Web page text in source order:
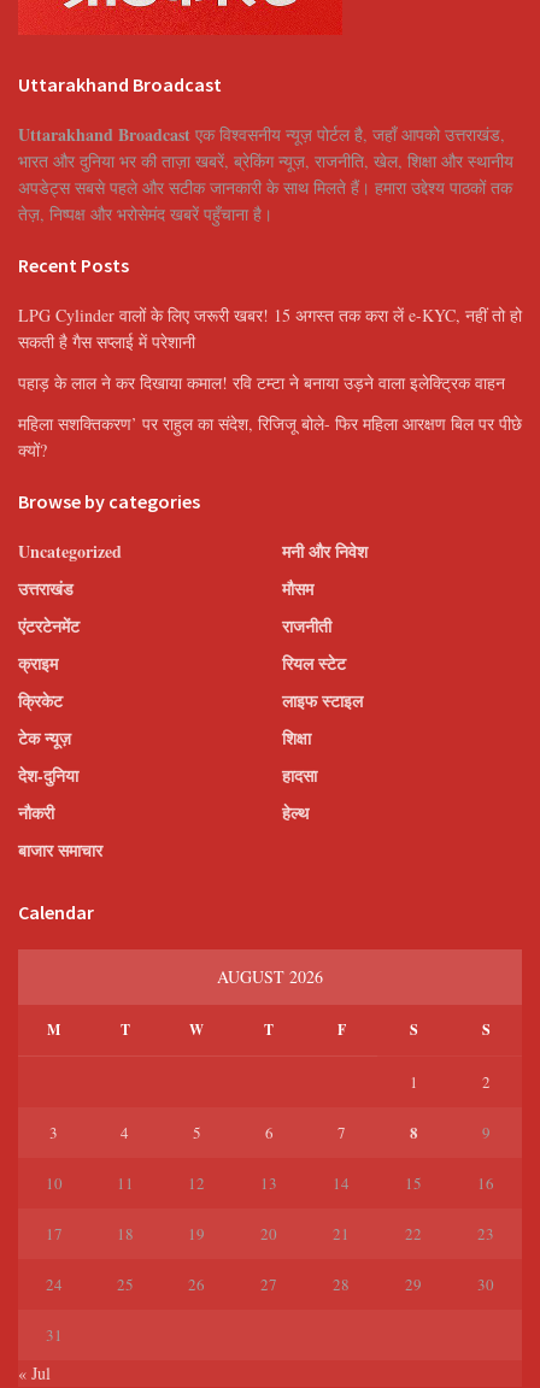
Uttarakhand Broadcast
Uttarakhand Broadcast एक विश्वसनीय न्यूज़ पोर्टल है, जहाँ आपको उत्तराखंड,
भारत और दुनिया भर की ताज़ा खबरें, ब्रेकिंग न्यूज़, राजनीति, खेल, शिक्षा और स्थानीय
अपडेट्स सबसे पहले और सटीक जानकारी के साथ मिलते हैं। हमारा उद्देश्य पाठकों तक
तेज़, निष्पक्ष और भरोसेमंद खबरें पहुँचाना है।
Recent Posts
LPG Cylinder वालों के लिए जरूरी खबर! 15 अगस्त तक करा लें e-KYC, नहीं तो हो
सकती है गैस सप्लाई में परेशानी
पहाड़ के लाल ने कर दिखाया कमाल! रवि टम्टा ने बनाया उड़ने वाला इलेक्ट्रिक वाहन
महिला सशक्तिकरण’ पर राहुल का संदेश, रिजिजू बोले- फिर महिला आरक्षण बिल पर पीछे
क्यों?
Browse by categories
Uncategorized
उत्तराखंड
एंटरटेनमेंट
क्राइम
क्रिकेट
टेक न्यूज़
देश-दुनिया
नौकरी
बाजार समाचार
मनी और निवेश
मौसम
राजनीती
रियल स्टेट
लाइफ स्टाइल
शिक्षा
हादसा
हेल्थ
Calendar
AUGUST 2026
M T W T F S S
1 2
3 4 5 6 7 8 9
10 11 12 13 14 15 16
17 18 19 20 21 22 23
24 25 26 27 28 29 30
31
« Jul